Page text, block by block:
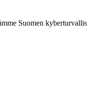
Suomen